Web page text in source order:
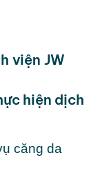
viện JW
hiện dịch
căng da